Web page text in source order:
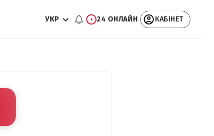
УКР 24 ОНЛАЙН КАБІНЕТ